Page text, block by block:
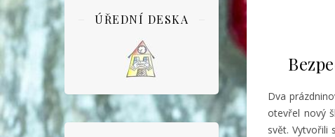
ÚŘEDNÍ DESKA
Dva
otevřel nový
svět.Vytvořili